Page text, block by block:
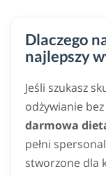
Dlaczego
najlepszy
Jeśli szukasz
odżywianie
darmowa
pełni
stworzone dla